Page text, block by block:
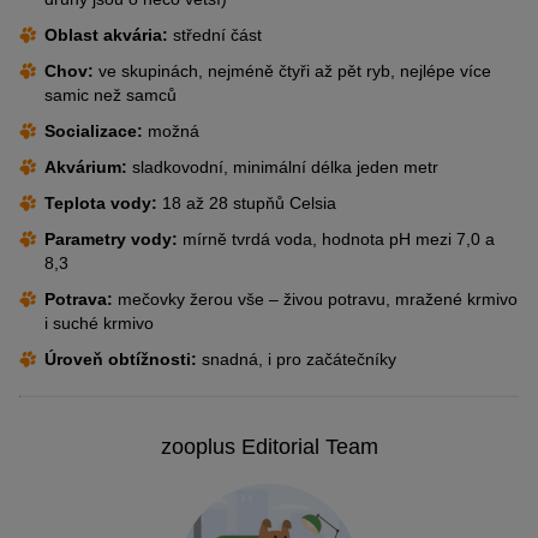
čenichem na břicho, aby jí dali najevo svůj zájem. Pokud jsou
úspěšní, rodí samice po čtyřech až šesti týdnech až 150 a více
izolaci, je většina mláďat sežrána.
téměř žádné nároky, lze je snadno chovat i doma. Chov mečovek
je však úspěšný pouze tehdy, jsou-li mláďata chráněna před
nenasytnými samci.
nacházejí rozsáhlé porosty rostlin, a proto je ocení i v akváriu.
Oblast akvária: střední část
Chov: ve skupinách, nejméně čtyři až pět ryb, nejlépe více
samic než samců
Socializace: možná
Akvárium: sladkovodní, minimální délka jeden metr
Teplota vody: 18 až 28 stupňů Celsia
Parametry vody: mírně tvrdá voda, hodnota pH mezi 7,0 a
8,3
Potrava: mečovky žerou vše – živou potravu, mražené krmivo
i suché krmivo
Úroveň obtížnosti: snadná, i pro začátečníky
zooplus Editorial Team